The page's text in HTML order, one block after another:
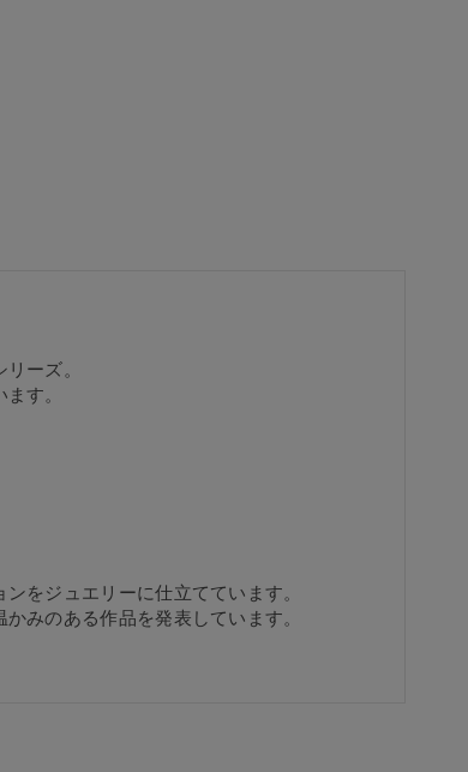
ーズ。
す。
をジュエリーに仕立てています。
みのある作品を発表しています。